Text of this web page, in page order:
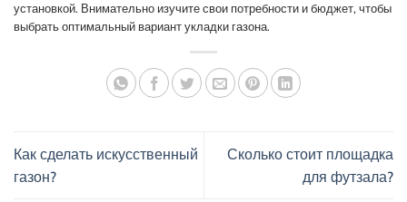
установкой. Внимательно изучите свои потребности и бюджет, чтобы
выбрать оптимальный вариант укладки газона.
Как сделать искусственный
газон?
Сколько стоит площадка
для футзала?